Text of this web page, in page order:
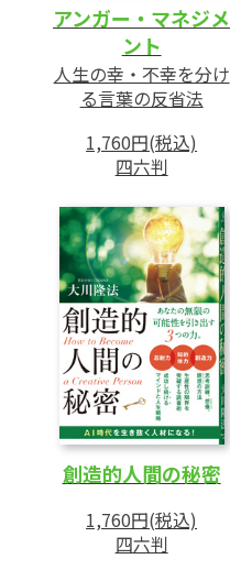
アンガー・マネジメ
ント
人生の幸・不幸を分け
る言葉の反省法
1,760円(税込)
四六判
創造的人間の秘密
1,760円(税込)
四六判